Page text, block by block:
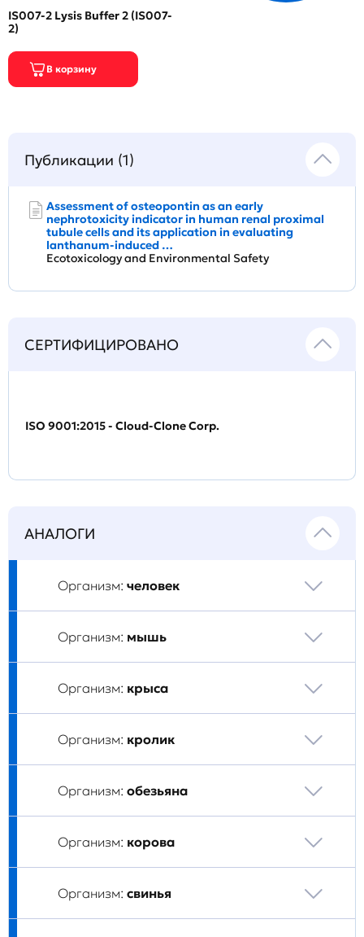
IS007-2 Lysis Buffer 2 (IS007-
2)
Публикации (1)
Assessment of osteopontin as an early
nephrotoxicity indicator in human renal proximal
tubule cells and its application in evaluating
lanthanum-induced …
Ecotoxicology and Environmental Safety
СЕРТИФИЦИРОВАНО
ISO 9001:2015 - Cloud-Clone Corp.
АНАЛОГИ
Организм: человек
Организм: мышь
Организм: крыса
Организм: кролик
Организм: обезьяна
Организм: корова
Организм: свинья